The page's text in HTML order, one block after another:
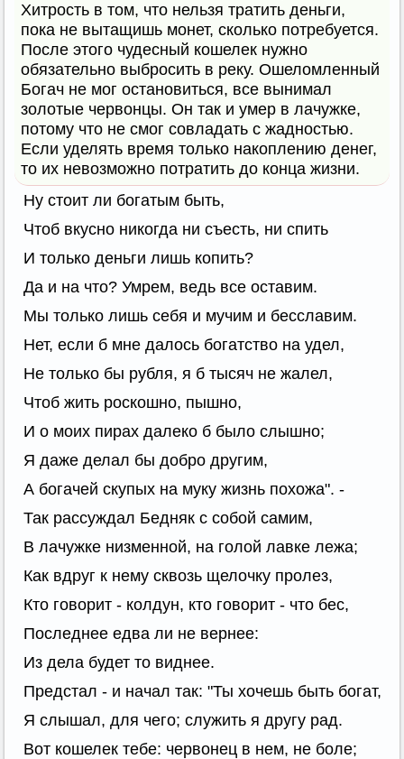
Хитрость в том, что нельзя тратить деньги,
пока не вытащишь монет, сколько потребуется.
После этого чудесный кошелек нужно
обязательно выбросить в реку. Ошеломленный
Богач не мог остановиться, все вынимал
золотые червонцы. Он так и умер в лачужке,
потому что не смог совладать с жадностью.
Если уделять время только накоплению денег,
то их невозможно потратить до конца жизни.
Ну стоит ли богатым быть,
Чтоб вкусно никогда ни съесть, ни спить
И только деньги лишь копить?
Да и на что? Умрем, ведь все оставим.
Мы только лишь себя и мучим и бесславим.
Нет, если б мне далось богатство на удел,
Не только бы рубля, я б тысяч не жалел,
Чтоб жить роскошно, пышно,
И о моих пирах далеко б было слышно;
Я даже делал бы добро другим,
А богачей скупых на муку жизнь похожа". -
Так рассуждал Бедняк с собой самим,
В лачужке низменной, на голой лавке лежа;
Как вдруг к нему сквозь щелочку пролез,
Кто говорит - колдун, кто говорит - что бес,
Последнее едва ли не вернее:
Из дела будет то виднее.
Предстал - и начал так: "Ты хочешь быть богат,
Я слышал, для чего; служить я другу рад.
Вот кошелек тебе: червонец в нем, не боле;